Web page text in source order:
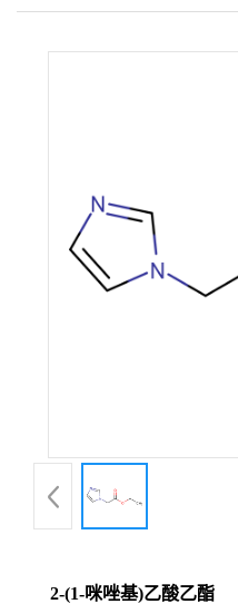
2-(1-咪唑基)乙酸乙酯